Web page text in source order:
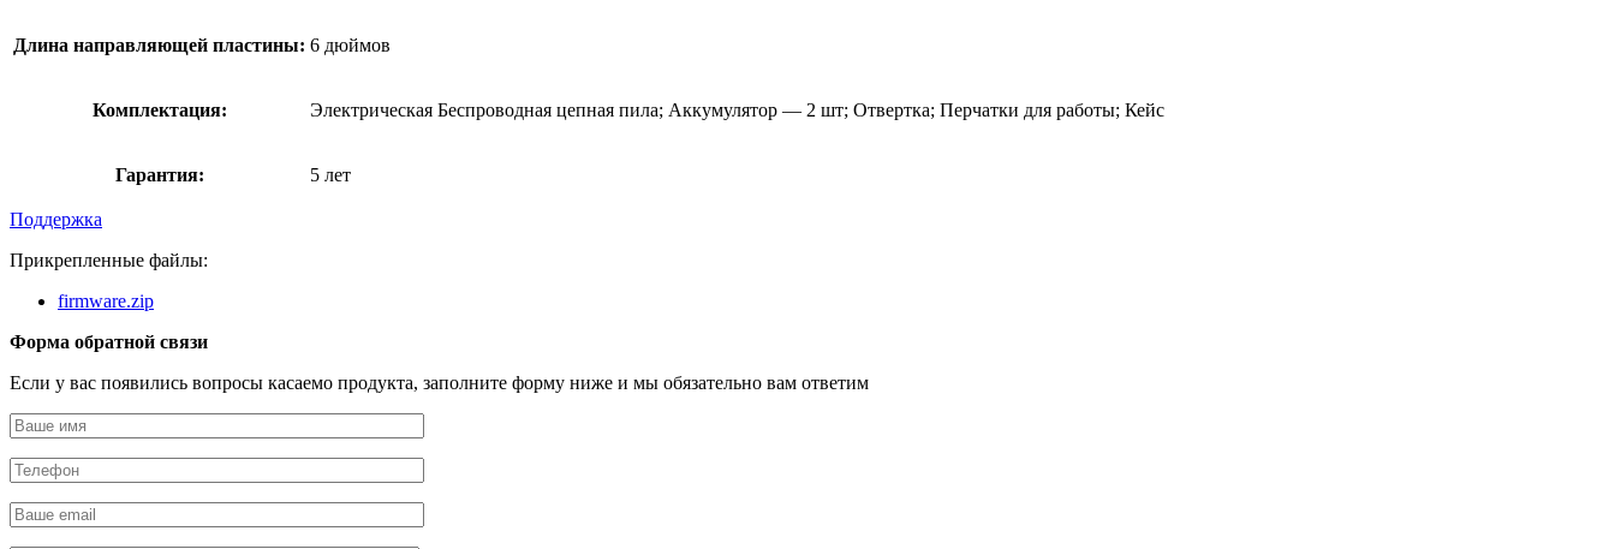
Длина направляющей пластины: 6 дюймов
Комплектация: Электрическая Беспроводная цепная пила; Аккумулятор — 2 шт; Отвертка; Перчатки для работы; Кейс
Гарантия: 5 лет
Поддержка
Прикрепленные файлы:
firmware.zip
Форма обратной связи
Если у вас появились вопросы касаемо продукта, заполните форму ниже и мы обязательно вам ответим